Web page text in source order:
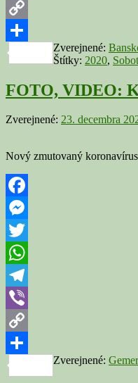
Viber
Copy
Link
Share
Zverejnené:
Štítky: 2020,
FOTO, VIDEO:
Zverejnené: 23. decembra
Nový zmutovaný
Facebook
Messenger
Twitter
WhatsApp
Telegram
Viber
Copy
Link
Share
Zverejnené: